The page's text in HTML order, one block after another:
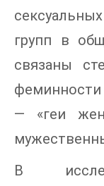
групп в
связаны
— «геи
В